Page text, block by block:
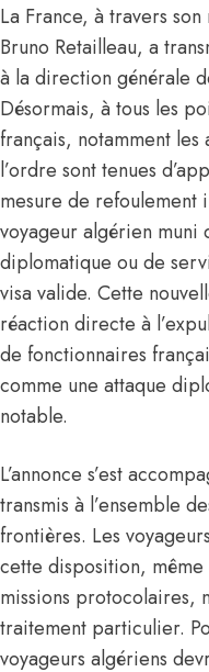
La France, à travers
Bruno Retailleau, a
à la direction générale
Désormais, à tous les
français, notamment
l’ordre sont tenues
mesure de refoulement
voyageuralgérien muni
diplomatique ou de
visa valide. Cette
réaction directe à
de fonctionnaires
comme une attaque
notable.
L’annonce s’est
transmis à l’ensemble
frontières. Les
cette disposition, même
missions protocolaires,
traitement particulier.
voyageurs algériens